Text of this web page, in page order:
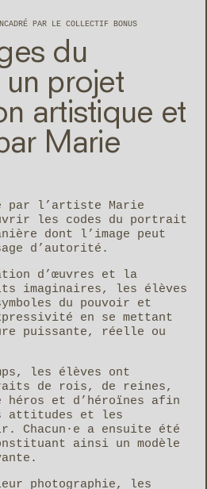
PAR LE COLLECTIF BONUS
du
projet
artistique et
Marie
par l’artiste Marie
les codes du portrait
dont l’image peut
d’autorité.
d’œuvres et la
imaginaires, les élèves
du pouvoir et
en se mettant
puissante, réelle ou
les élèves ont
de rois, de reines,
héros et d’héroïnes afin
attitudes et les
Chacun·e a ensuite été
ainsi un modèle
photographie, les